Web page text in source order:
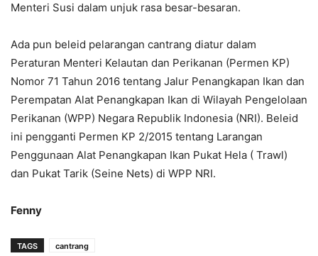
Menteri Susi dalam unjuk rasa besar-besaran.
Ada pun beleid pelarangan cantrang diatur dalam
Peraturan Menteri Kelautan dan Perikanan (Permen KP)
Nomor 71 Tahun 2016 tentang Jalur Penangkapan Ikan dan
Perempatan Alat Penangkapan Ikan di Wilayah Pengelolaan
Perikanan (WPP) Negara Republik Indonesia (NRI). Beleid
ini pengganti Permen KP 2/2015 tentang Larangan
Penggunaan Alat Penangkapan Ikan Pukat Hela ( Trawl)
dan Pukat Tarik (Seine Nets) di WPP NRI.
Fenny
TAGS cantrang